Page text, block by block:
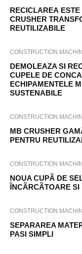
RECICLAREA
CRUSHER
REUTILIZABILE
CONSTRUCTION
DEMOLEAZA SI
CUPELE DE
ECHIPAMENTELE
SUSTENABILE
CONSTRUCTION
MB CRUSHER
PENTRU
CONSTRUCTION
NOUA CUPÃ DE
ÎNCÃRCÃTOARE
CONSTRUCTION
SEPARAREA
PASI SIMPLI